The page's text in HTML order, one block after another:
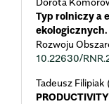
Typ rolniczy a
ekologicznych.
Rozwoju
10.22630/
Tadeusz Filipiak